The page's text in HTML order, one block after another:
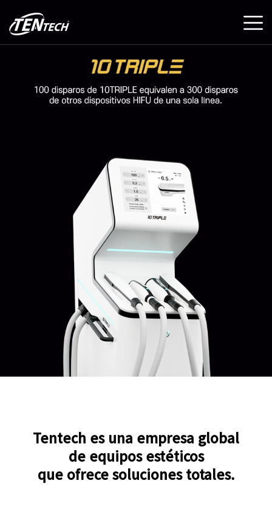
Tentech es una empresa global
de equipos estéticos
que ofrece soluciones totales.